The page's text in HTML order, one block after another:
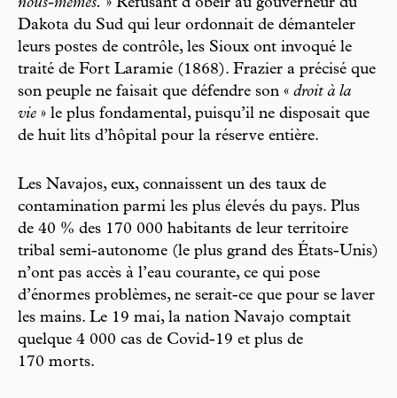
Dakota du Sud qui leur ordonnait de démanteler
leurs postes de contrôle, les Sioux ont invoqué le
traité de Fort Laramie (1868). Frazier a précisé que
son peuple ne faisait que défendre son « droit à la
vie » le plus fondamental, puisqu’il ne disposait que
de huit lits d’hôpital pour la réserve entière.
Les Navajos, eux, connaissent un des taux de
contamination parmi les plus élevés du pays. Plus
de 40 % des 170 000 habitants de leur territoire
tribal semi-autonome (le plus grand des États-Unis)
n’ont pas accès à l’eau courante, ce qui pose
d’énormes problèmes, ne serait-ce que pour se laver
les mains. Le 19 mai, la nation Navajo comptait
quelque 4 000 cas de Covid-19 et plus de
170 morts.